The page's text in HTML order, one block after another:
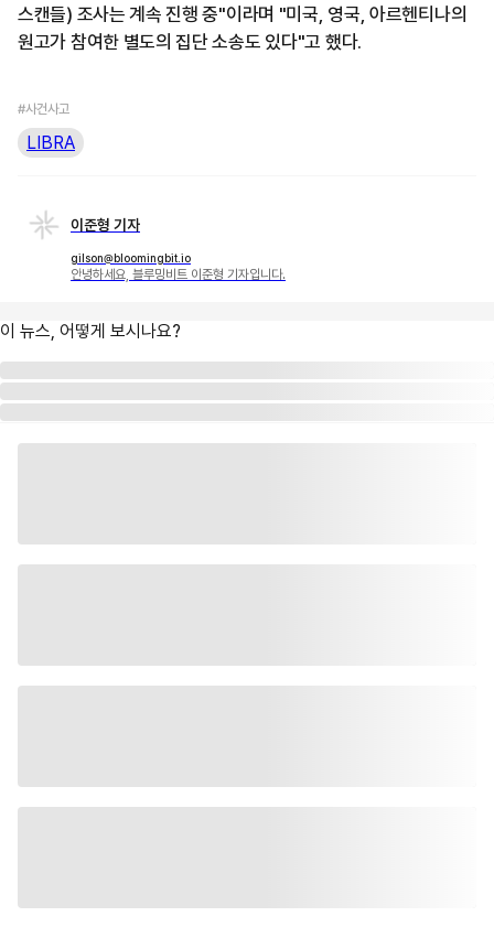
스캔들) 조사는 계속 진행 중"이라며 "미국, 영국, 아르헨티나의
원고가 참여한 별도의 집단 소송도 있다"고 했다.
#사건사고
LIBRA
이준형 기자
gilson@bloomingbit.io
안녕하세요, 블루밍비트 이준형 기자입니다.
이 뉴스, 어떻게 보시나요?